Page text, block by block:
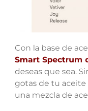
Con la base de
Smart Spectrum
deseas que sea.
gotas de tu aceite
una mezcla de